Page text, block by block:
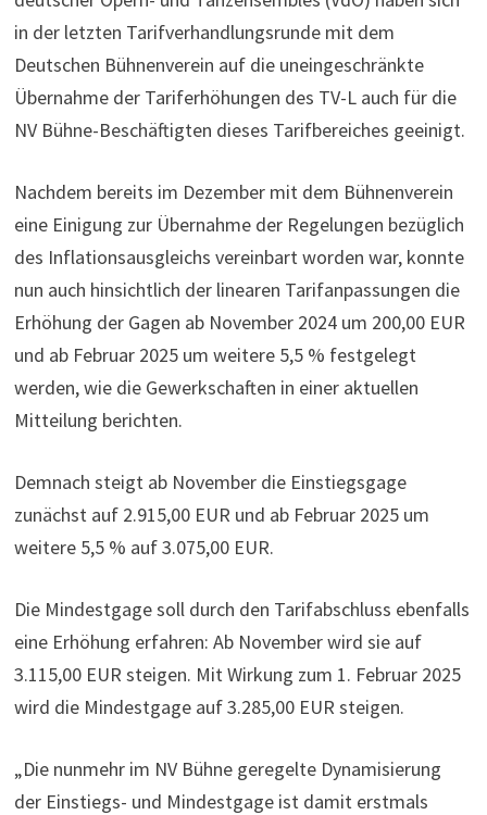
in der letzten Tarifverhandlungsrunde mit dem
Deutschen Bühnenverein auf die uneingeschränkte
Übernahme der Tariferhöhungen des TV-L auch für die
NV Bühne-Beschäftigten dieses Tarifbereiches geeinigt.
Nachdem bereits im Dezember mit dem Bühnenverein
eine Einigung zur Übernahme der Regelungen bezüglich
des Inflationsausgleichs vereinbart worden war, konnte
nun auch hinsichtlich der linearen Tarifanpassungen die
Erhöhung der Gagen ab November 2024 um 200,00 EUR
und ab Februar 2025 um weitere 5,5 % festgelegt
werden, wie die Gewerkschaften in einer aktuellen
Mitteilung berichten.
Demnach steigt ab November die Einstiegsgage
zunächst auf 2.915,00 EUR und ab Februar 2025 um
weitere 5,5 % auf 3.075,00 EUR.
Die Mindestgage soll durch den Tarifabschluss ebenfalls
eine Erhöhung erfahren: Ab November wird sie auf
3.115,00 EUR steigen. Mit Wirkung zum 1. Februar 2025
wird die Mindestgage auf 3.285,00 EUR steigen.
„Die nunmehr im NV Bühne geregelte Dynamisierung
der Einstiegs- und Mindestgage ist damit erstmals